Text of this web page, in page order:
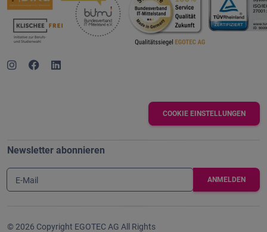
COOKIE EINSTELLUNGEN
Newsletter abonnieren
E-Mail
© 2026 Copyright EGOTEC AG All Rights